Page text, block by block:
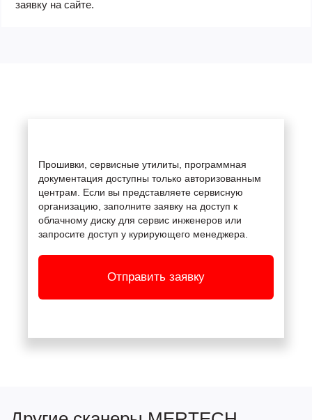
заявку на сайте.
Прошивки, сервисные утилиты, программная
документация доступны только авторизованным
центрам. Если вы представляете сервисную
организацию, заполните заявку на доступ к
облачному диску для сервис инженеров или
запросите доступ у курирующего менеджера.
Отправить заявку